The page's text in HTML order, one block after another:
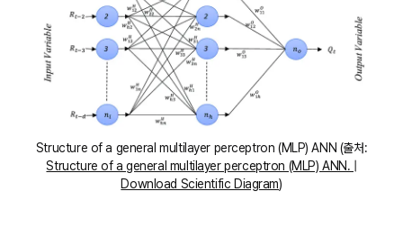
Structure of a general multilayer perceptron (MLP) ANN (출처:
Structure of a general multilayer perceptron (MLP) ANN. |
Download Scientific Diagram)